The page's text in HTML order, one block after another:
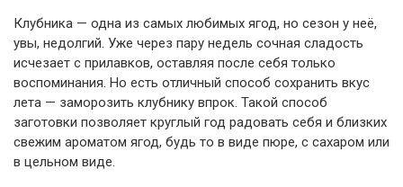
Клубника — одна из самых любимых ягод, но сезон у неё,
увы, недолгий. Уже через пару недель сочная сладость
исчезает с прилавков, оставляя после себя только
воспоминания. Но есть отличный способ сохранить вкус
лета — заморозить клубнику впрок. Такой способ
заготовки позволяет круглый год радовать себя и близких
свежим ароматом ягод, будь то в виде пюре, с сахаром или
в цельном виде.